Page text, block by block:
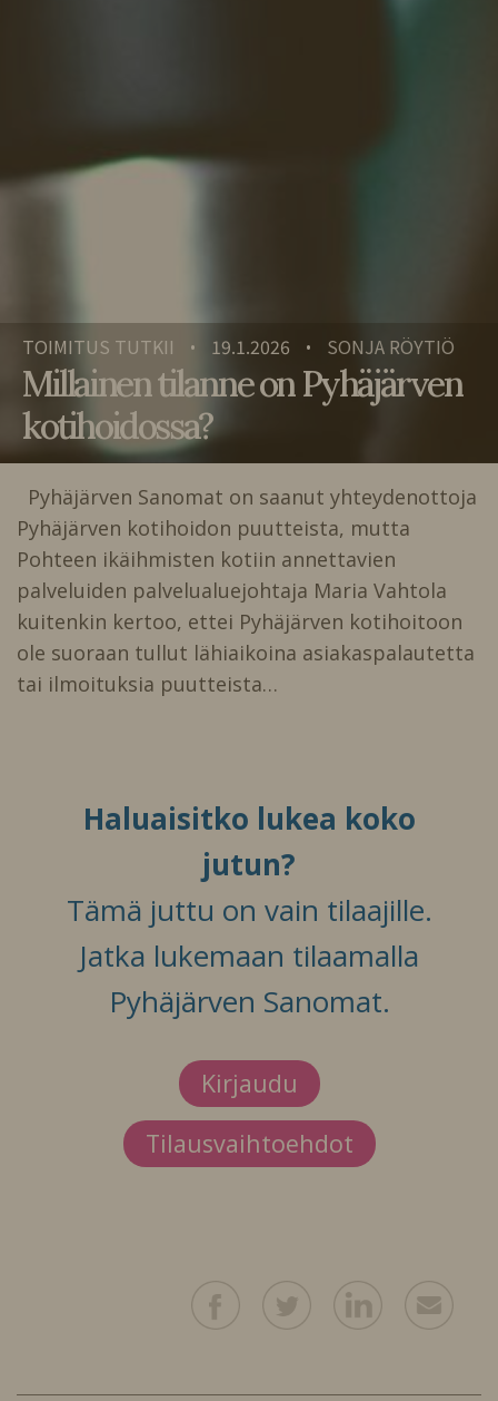
TOIMITUS TUTKII • 19.1.2026 • SONJA RÖYTIÖ
Millainen tilanne on Pyhäjärven
kotihoidossa?
Pyhäjärven Sanomat on saanut yhteydenottoja
Pyhäjärven kotihoidon puutteista, mutta
Pohteen ikäihmisten kotiin annettavien
palveluiden palvelualuejohtaja Maria Vahtola
kuitenkin kertoo, ettei Pyhäjärven kotihoitoon
ole suoraan tullut lähiaikoina asiakaspalautetta
tai ilmoituksia puutteista…
Haluaisitko lukea koko
jutun?
Tämä juttu on vain tilaajille.
Jatka lukemaan tilaamalla
Pyhäjärven Sanomat.
Kirjaudu
Tilausvaihtoehdot